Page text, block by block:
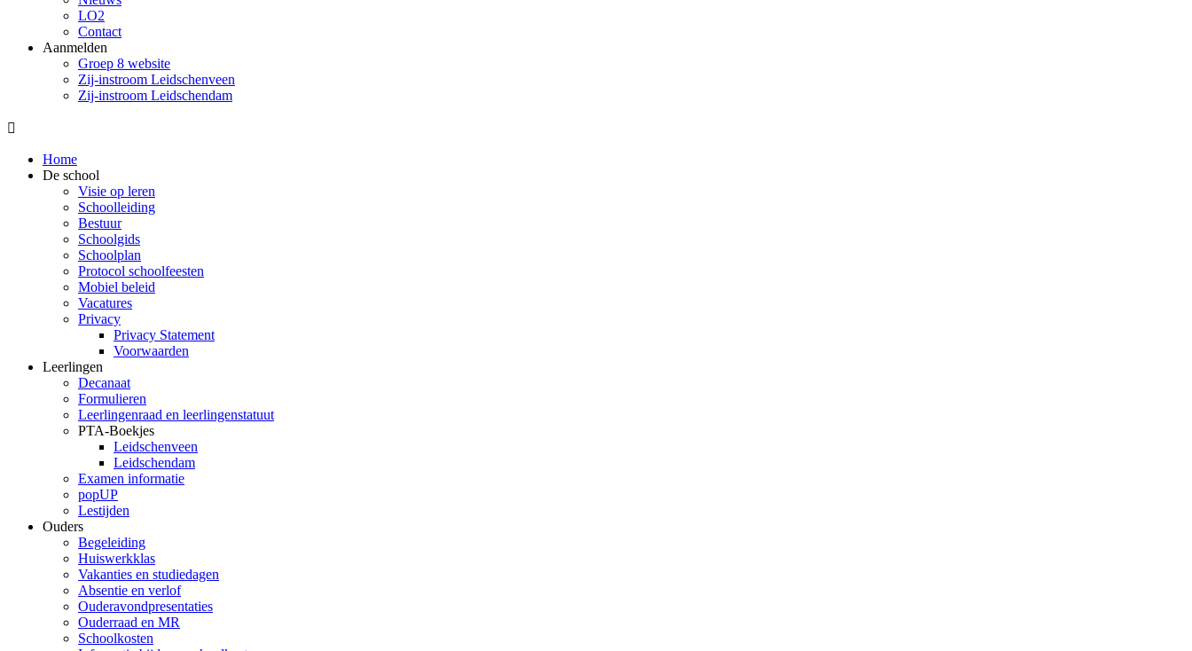
LO2
Contact
Aanmelden
Groep 8 website
Zij-instroom Leidschenveen
Zij-instroom Leidschendam

Home
De school
Visie op leren
Schoolleiding
Bestuur
Schoolgids
Schoolplan
Protocol schoolfeesten
Mobiel beleid
Vacatures
Privacy
Privacy Statement
Voorwaarden
Leerlingen
Decanaat
Formulieren
Leerlingenraad en leerlingenstatuut
PTA-Boekjes
Leidschenveen
Leidschendam
Examen informatie
popUP
Lestijden
Ouders
Begeleiding
Huiswerkklas
Vakanties en studiedagen
Absentie en verlof
Ouderavondpresentaties
Ouderraad en MR
Schoolkosten